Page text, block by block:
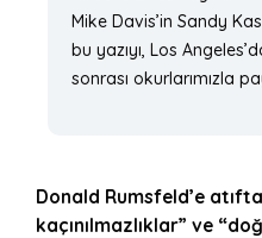
Mike Davis’in Sandy
bu yazıyı, Los
sonrası okurlarımızla
Donald Rumsfeld’e
kaçınılmazlıklar” ve